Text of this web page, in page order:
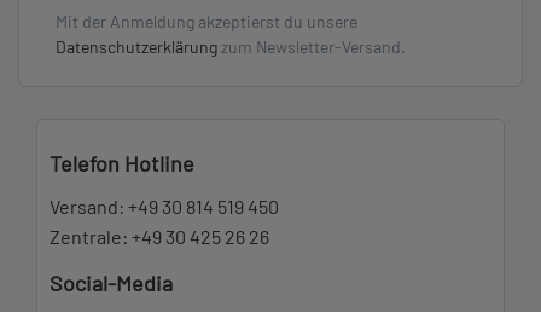
Mit der Anmeldung akzeptierst du unsere
Datenschutzerklärung zum Newsletter-Versand.
Telefon Hotline
Versand: +49 30 814 519 450
Zentrale: +49 30 425 26 26
Social-Media